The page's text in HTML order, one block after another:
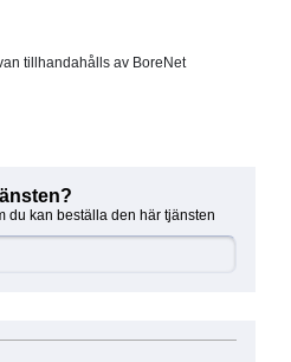
tillhandahålls av BoreNet
du kan beställa den här tjänsten